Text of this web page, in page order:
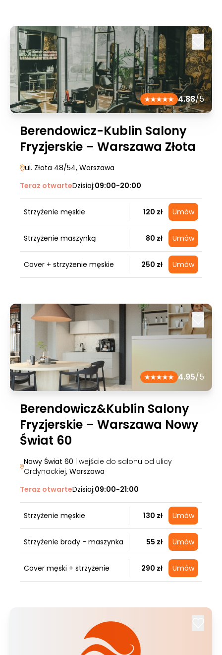
4.88/5
Berendowicz-Kublin Salony
Fryzjerskie – Warszawa Złota
ul. Złota 48/54, Warszawa
Teraz otwarteDzisiaj:09:00-20:00
Strzyżenie męskie 120 zł Umów
Strzyżenie maszynką 80 zł Umów
Cover + strzyżenie męskie 250 zł Umów
4.95/5
Berendowicz&Kublin Salony
Fryzjerskie – Warszawa Nowy
Świat 60
Nowy Świat 60 | wejście do salonu od ulicy
Ordynackiej, Warszawa
Teraz otwarteDzisiaj:09:00-21:00
Strzyżenie męskie 130 zł Umów
Strzyżenie brody - maszynka 55 zł Umów
Cover męski + strzyżenie 290 zł Umów